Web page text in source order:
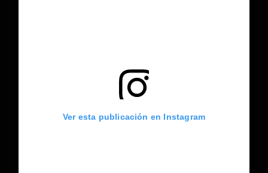
Ver esta publicación en Instagram